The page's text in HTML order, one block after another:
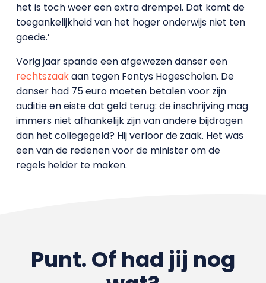
het is toch weer een extra drempel. Dat komt de
toegankelijkheid van het hoger onderwijs niet ten
goede.’
Vorig jaar spande een afgewezen danser een
rechtszaakaan tegen Fontys Hogescholen. De
danser had 75 euro moeten betalen voor zijn
auditie en eiste dat geld terug: de inschrijving mag
immers niet afhankelijk zijn van andere bijdragen
dan het collegegeld? Hij verloor de zaak. Het was
een van de redenen voor de minister om de
regels helder te maken.
Punt. Of had jij nog